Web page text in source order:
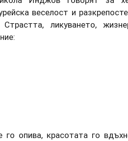
веселост и
ликуването,
го опива, красотата го